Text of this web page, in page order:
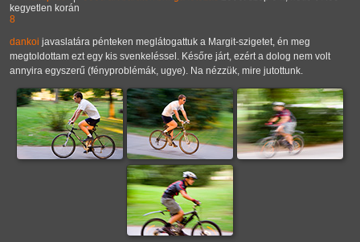
kegyetlen korán
8
dankoi javaslatára pénteken meglátogattuk a Margit-szigetet, én meg
megtoldottam ezt egy kis svenkeléssel. Későre járt, ezért a dolog nem volt
annyira egyszerű (fényproblémák, ugye). Na nézzük, mire jutottunk.